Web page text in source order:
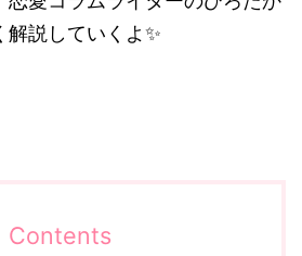
説していくよ✨
Contents